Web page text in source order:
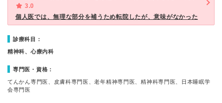
3.0
個人医では、無理な部分を補うため転院したが、意味がなかった
診療科目：
精神科、心療内科
専門医・資格：
てんかん専門医、皮膚科専門医、老年精神専門医、精神科専門医、日本睡眠学
会専門医